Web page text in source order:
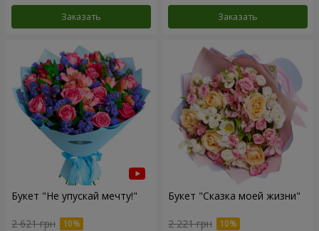
Заказать Заказать
Букет "Не упускай мечту!"
2 621 грн
Букет "Сказка моей жизни"
2 221 грн